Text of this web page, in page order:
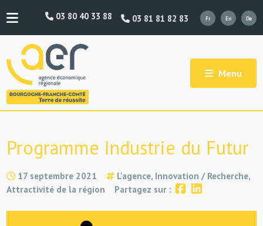
03 81 81 82 83
03 80 40 33 88
Menu
Programme Industrie du Futur
17 septembre 2021
L'agence, Innovation / Recherche,
Attractivité de la région
Partagez sur :